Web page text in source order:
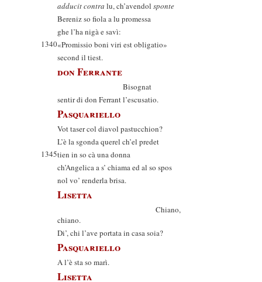
adducit contra lu, ch’avendol sponte
Bereniz so fiola a lu promessa
ghe l’ha nigà e savì:
1340«Promissio boni viri est obligatio»
second il tiest.
don Ferrante
Bisognat
sentir di don Ferrant l’escusatio.
Pasquariello
Vot taser col diavol pastucchion?
L’è la sgonda querel ch’el predet
1345tien in so cà una donna
ch’Angelica a s’ chiama ed al so spos
nol vo’ renderla brisa.
Lisetta
Chiano,
chiano.
Di’, chi l’ave portata in casa soia?
Pasquariello
A l’è sta so marì.
Lisetta